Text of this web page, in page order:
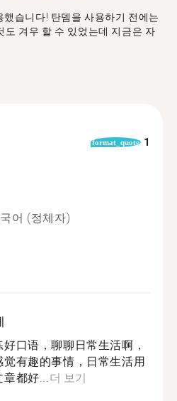
습니다! 탄뎀을 사용하기 전에는
도 겨우 할 수 있었는데 지금은 자
format_quote 1
어 (정체자)
口语，聊聊日常生活啊，
有趣的事情，日常生活用
章都好...더 보기